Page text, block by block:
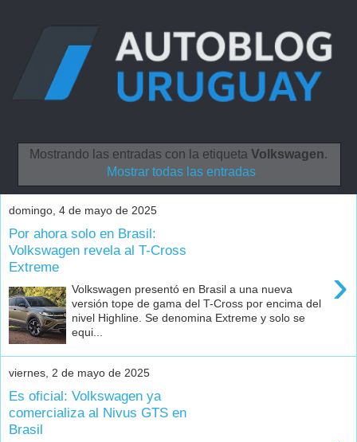
Mostrando las entradas con la etiqueta Volkswagen.
Mostrar todas las entradas
domingo, 4 de mayo de 2025
Por ahora solo en Brasil:
Volkswagen revela al T-Cross
Extreme
›
Volkswagen presentó en Brasil a una nueva
versión tope de gama del T-Cross por encima del
nivel Highline. Se denomina Extreme y solo se
equi...
viernes, 2 de mayo de 2025
Es oficial: Volkswagen ya
comercializa al Nivus GTS en
Brasil